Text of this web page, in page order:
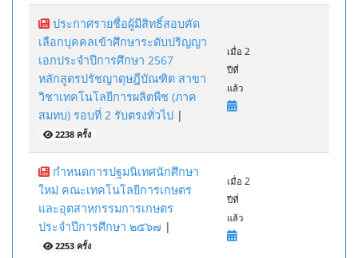
ประกาศรายชื่อผู้มีสิทธิ์สอบคัด
เลือกบุคคลเข้าศึกษาระดับปริญญา
เอกประจำปีการศึกษา 2567
หลักสูตรปรัชญาดุษฎีบัณฑิต สาขา
วิชาเทคโนโลยีการผลิตพืช (ภาค
สมทบ) รอบที่ 2 รับตรงทั่วไป |
2238 ครั้ง
เมื่อ 2
ปีที่
แล้ว
กำหนดการปฐมนิเทศนักศึกษา
ใหม่ คณะเทคโนโลยีการเกษตร
และอุตสาหกรรมการเกษตร
ประจำปีการศึกษา ๒๕๖๗ |
2253 ครั้ง
เมื่อ 2
ปีที่
แล้ว